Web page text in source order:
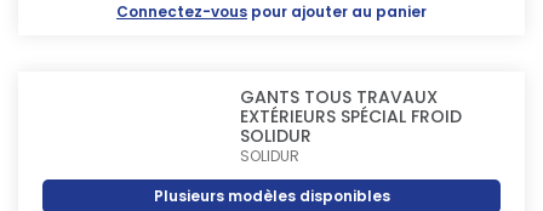
Connectez-vous pour ajouter au panier
GANTS TOUS TRAVAUX
EXTÉRIEURS SPÉCIAL FROID
SOLIDUR
SOLIDUR
Plusieurs modèles disponibles